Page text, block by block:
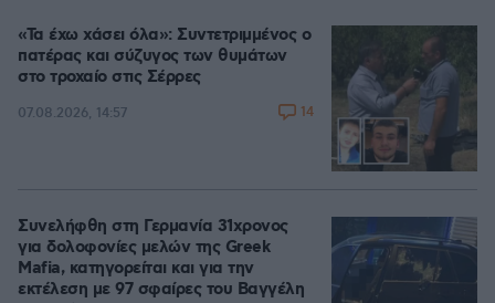
«Τα έχω χάσει όλα»: Συντετριμμένος ο
πατέρας και σύζυγος των θυμάτων
στο τροχαίο στις Σέρρες
07.08.2026, 14:57 14
Συνελήφθη στη Γερμανία 31χρονος
για δολοφονίες μελών της Greek
Mafia, κατηγορείται και για την
εκτέλεση με 97 σφαίρες του Βαγγέλη